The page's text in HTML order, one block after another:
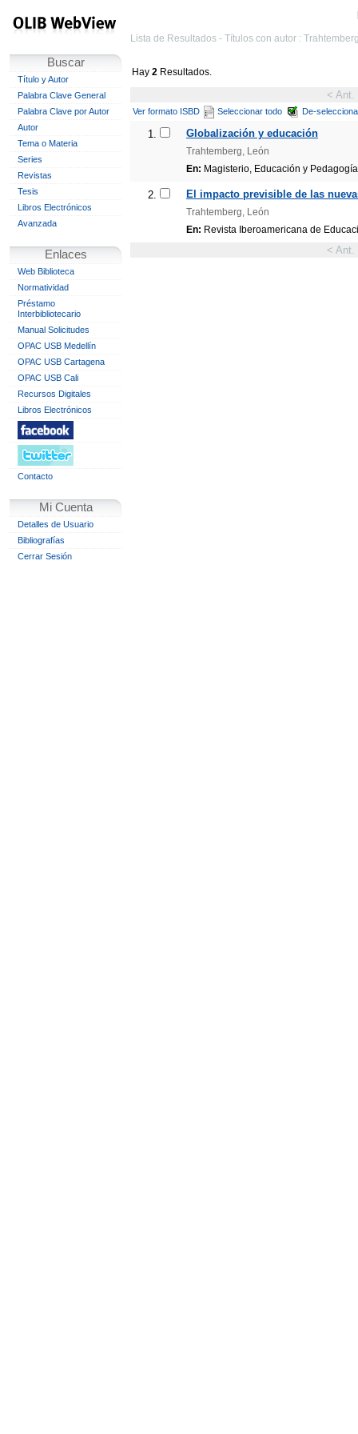
Buscar
Título y Autor
Palabra Clave General
Palabra Clave por Autor
Autor
Tema o Materia
Series
Revistas
Tesis
Libros Electrónicos
Avanzada
Enlaces
Web Biblioteca
Normatividad
Préstamo
Interbibliotecario
Manual Solicitudes
OPAC USB Medellín
OPAC USB Cartagena
OPAC USB Cali
Recursos Digitales
Libros Electrónicos
Contacto
Mi Cuenta
Detalles de Usuario
Bibliografías
Cerrar Sesión
Lista de Resultados - Títulos con autor :
Hay 2 Resultados.
< Ant.
Ver formato ISBD Seleccionar todo De-
1. Globalización y educación
Trahtemberg, León
En: Magisterio, Educación y
2. El impacto previsible de las
Trahtemberg, León
En: Revista Iberoamericana de
< Ant.